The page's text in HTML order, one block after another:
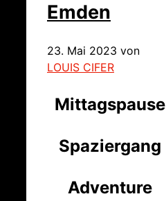
Emden
23. Mai 2023 von
LOUIS CIFER
Mittagspause
Spaziergang
Adventure